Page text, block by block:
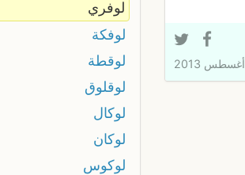
لوفري
لوفكة
لوقطة
لوقلوق
لوكال
لوكان
لوكوس